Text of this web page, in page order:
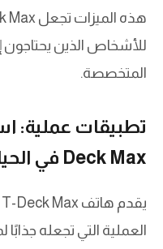
للأشخاص الذين يحتاجون
المتخصصة.
Deck Max في الحياة اليومية
العملية التي تجعله